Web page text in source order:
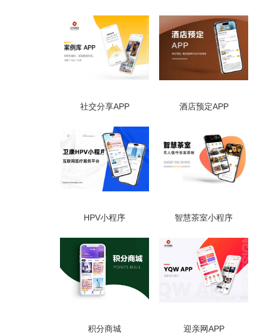
社交分享APP 酒店预定APP
HPV小程序 智慧茶室小程序
积分商城 迎亲网APP